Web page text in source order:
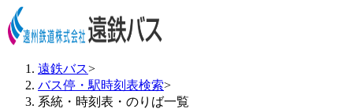
遠鉄バス>
バス停・駅時刻表検索>
系統・時刻表・のりば一覧